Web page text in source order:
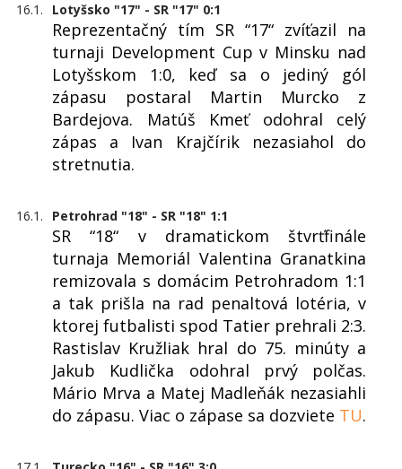
16.1. Lotyšsko "17" - SR "17" 0:1
Reprezentačný tím SR “17“ zvíťazil na
turnaji Development Cup v Minsku nad
Lotyšskom 1:0, keď sa o jediný gól
zápasu postaral Martin Murcko z
Bardejova. Matúš Kmeť odohral celý
zápas a Ivan Krajčírik nezasiahol do
stretnutia.
16.1. Petrohrad "18" - SR "18" 1:1
SR “18“ v dramatickom štvrťfinále
turnaja Memoriál Valentina Granatkina
remizovala s domácim Petrohradom 1:1
a tak prišla na rad penaltová lotéria, v
ktorej futbalisti spod Tatier prehrali 2:3.
Rastislav Kružliak hral do 75. minúty a
Jakub Kudlička odohral prvý polčas.
Mário Mrva a Matej Madleňák nezasiahli
do zápasu. Viac o zápase sa dozviete TU.